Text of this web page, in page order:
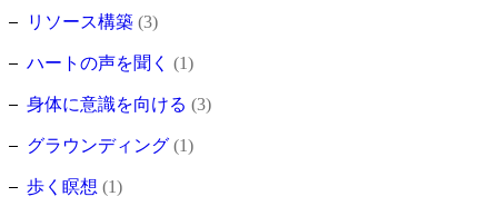
リソース構築 (3)
ハートの声を聞く (1)
身体に意識を向ける (3)
グラウンディング (1)
歩く瞑想 (1)